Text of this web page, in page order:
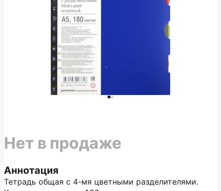
Аннотация
Тетрадь общая с 4-мя цветными разделителями.
Нет в продаже